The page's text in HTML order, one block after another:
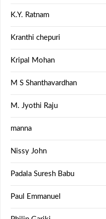
K.Y. Ratnam
Kranthi chepuri
Kripal Mohan
M S Shanthavardhan
M. Jyothi Raju
manna
Nissy John
Padala Suresh Babu
Paul Emmanuel